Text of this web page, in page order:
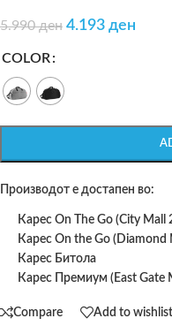
5.990ден 4.193 ден
COLOR
Производот е достапен во:
Карес On The Go (City Mall
Карес On the Go (Diamond
Карес Битола
Карес Премиум (East Gate
Compare Add to wishlist